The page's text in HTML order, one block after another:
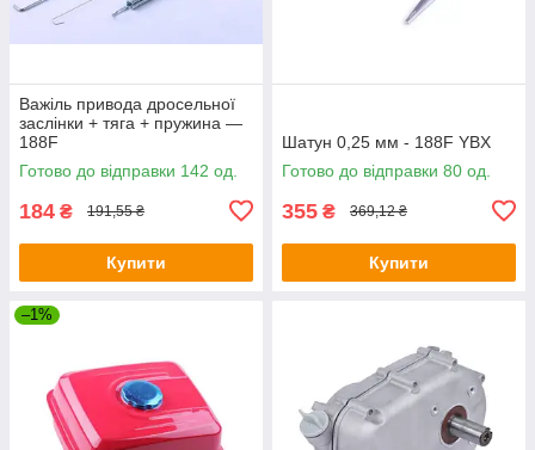
Важіль привода дросельної
заслінки + тяга + пружина —
188F
Готово до відправки 142 од.
184 ₴ 191,55 ₴
Купити
Шатун 0,25 мм - 188F YBX
Готово до відправки 80 од.
355 ₴ 369,12 ₴
Купити
–1%